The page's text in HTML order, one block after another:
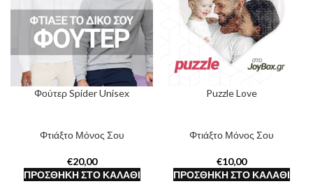
Φούτερ Spider Unisex
Φτιάξτο Μόνος Σου
€
ΠΡΟΣΘΉΚΗ ΣΤΟ ΚΑΛΆΘΙ
Puzzle Love
Φτιάξτο Μόνος Σου
€
ΠΡΟΣΘΉΚΗ ΣΤΟ ΚΑΛΆΘΙ